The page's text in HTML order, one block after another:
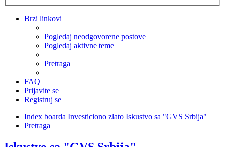
Brzi linkovi
Pogledaj neodgovorene postove
Pogledaj aktivne teme
Pretraga
FAQ
Prijavite se
Registruj se
Index boarda Investiciono zlato Iskustvo sa "GVS Srbija"
Pretraga